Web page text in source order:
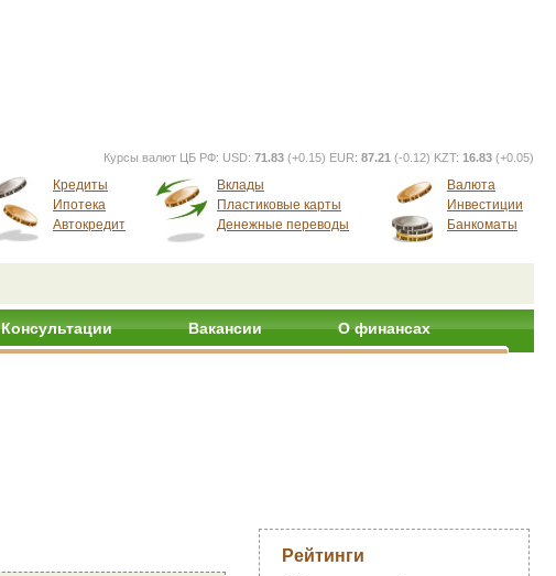
Курсы валют ЦБ РФ: USD: 71.83 (+0.15) EUR: 87.21 (-0.12) KZT: 16.83 (+0.05)
Кредиты
Ипотека
Автокредит
Вклады
Пластиковые карты
Денежные переводы
Валюта
Инвестиции
Банкоматы
Консультации Вакансии О финансах
Рейтинги